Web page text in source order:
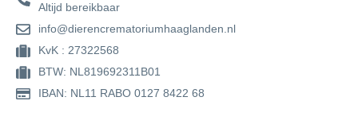
Altijd bereikbaar
info@dierencrematoriumhaaglanden.nl
KvK : 27322568
BTW: NL819692311B01
IBAN: NL11 RABO 0127 8422 68